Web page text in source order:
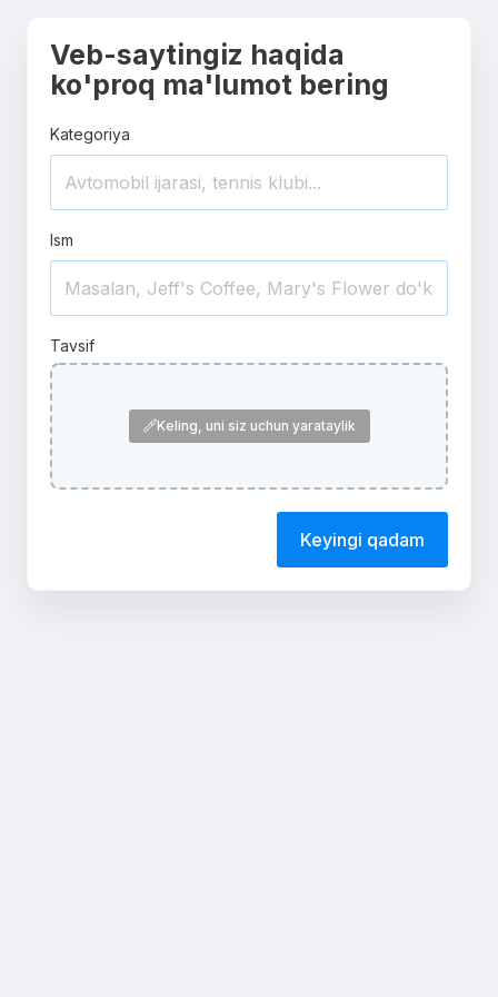
Veb-saytingiz haqida
ko'proq ma'lumot bering
Kategoriya
Ism
Tavsif
Keling, uni siz uchun yarataylik
Keyingi qadam